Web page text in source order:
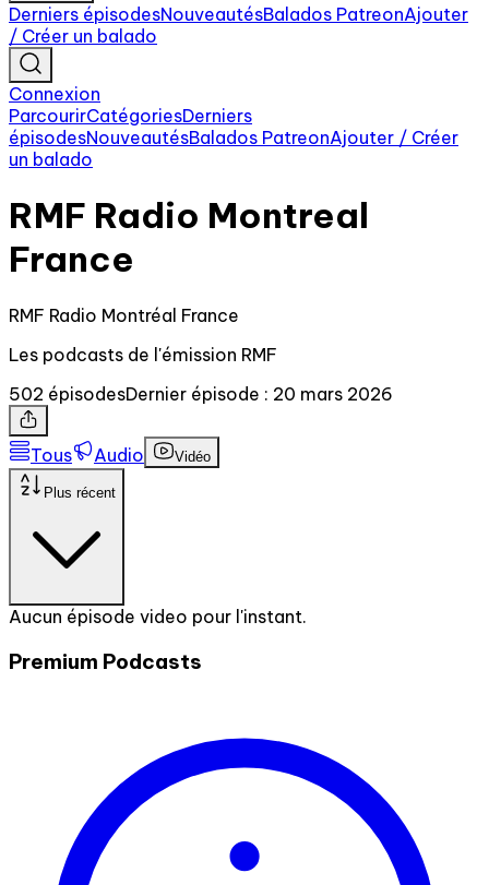
Derniers épisodesNouveautésBalados PatreonAjouter
/ Créer un balado
Connexion
ParcourirCatégoriesDerniers
épisodesNouveautésBalados PatreonAjouter / Créer
un balado
RMF Radio Montreal
France
RMF Radio Montréal France
Les podcasts de l'émission RMF
502 épisodesDernier épisode : 20 mars 2026
Tous Audio Vidéo
Plus récent
Aucun épisode video pour l'instant.
Premium Podcasts